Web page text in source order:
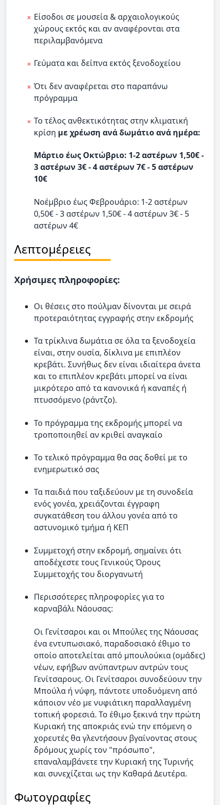
Είσοδοι σε μουσεία & αρχαιολογικούς
χώρους εκτός και αν αναφέρονται στα
περιλαμβανόμενα
Γεύματα και δείπνα εκτός ξενοδοχείου
Ότι δεν αναφέρεται στο παραπάνω
πρόγραμμα
Το τέλος ανθεκτικότητας στην κλιματική
κρίση με χρέωση ανά δωμάτιο ανά ημέρα:
Μάρτιο έως Οκτώβριο: 1-2 αστέρων 1,50€ -
3 αστέρων 3€ - 4 αστέρων 7€ - 5 αστέρων
10€
Νοέμβριο έως Φεβρουάριο: 1-2 αστέρων
0,50€ - 3 αστέρων 1,50€ - 4 αστέρων 3€ - 5
αστέρων 4€
Λεπτομέρειες
Χρήσιμες πληροφορίες:
Οι θέσεις στο πούλμαν δίνονται με σειρά
προτεραιότητας εγγραφής στην εκδρομής
Τα τρίκλινα δωμάτια σε όλα τα ξενοδοχεία
είναι, στην ουσία, δίκλινα με επιπλέον
κρεβάτι. Συνήθως δεν είναι ιδιαίτερα άνετα
και το επιπλέον κρεβάτι μπορεί να είναι
μικρότερο από τα κανονικά ή καναπές ή
πτυσσόμενο (ράντζο).
Το πρόγραμμα της εκδρομής μπορεί να
τροποποιηθεί αν κριθεί αναγκαίο
Το τελικό πρόγραμμα θα σας δοθεί με το
ενημερωτικό σας
Τα παιδιά που ταξιδεύουν με τη συνοδεία
ενός γονέα, χρειάζονται έγγραφη
συγκατάθεση του άλλου γονέα από το
αστυνομικό τμήμα ή ΚΕΠ
Συμμετοχή στην εκδρομή, σημαίνει ότι
αποδέχεστε τους Γενικούς Όρους
Συμμετοχής του διοργανωτή
Περισσότερες πληροφορίες για το
καρναβάλι Νάουσας:
Οι Γενίτσαροι και οι Μπούλες της Νάουσας
ένα εντυπωσιακό, παραδοσιακό έθιμο το
οποίο αποτελείται από μπουλούκια (ομάδες)
νέων, εφήβων ανύπαντρων αντρών τους
Γενίτσαρους. Οι Γενίτσαροι συνοδεύουν την
Μπούλα ή νύφη, πάντοτε υποδυόμενη από
κάποιον νέο με νυφιάτικη παραλλαγμένη
τοπική φορεσιά. Το έθιμο ξεκινά την πρώτη
Κυριακή της αποκριάς ενώ την επόμενη ο
χορευτές θα γλεντήσουν βγαίνοντας στους
δρόμους χωρίς τον "πρόσωπο",
επαναλαμβάνετε την Κυριακή της Τυρινής
και συνεχίζεται ως την Καθαρά Δευτέρα.
Φωτογραφίες